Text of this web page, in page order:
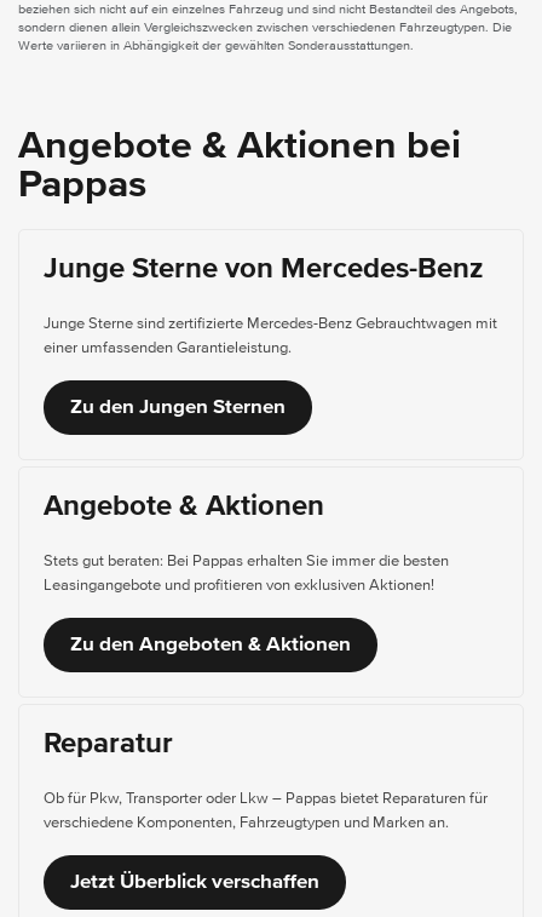
beziehen sich nicht auf ein einzelnes Fahrzeug und sind nicht Bestandteil des Angebots,
sondern dienen allein Vergleichszwecken zwischen verschiedenen Fahrzeugtypen. Die
Werte variieren in Abhängigkeit der gewählten Sonderausstattungen.
Angebote & Aktionen bei
Pappas
Junge Sterne von Mercedes-Benz
Junge Sterne sind zertifizierte Mercedes-Benz Gebrauchtwagen mit
einer umfassenden Garantieleistung.
Zu den Jungen Sternen
Angebote & Aktionen
Stets gut beraten: Bei Pappas erhalten Sie immer die besten
Leasingangebote und profitieren von exklusiven Aktionen!
Zu den Angeboten & Aktionen
Reparatur
Ob für Pkw, Transporter oder Lkw – Pappas bietet Reparaturen für
verschiedene Komponenten, Fahrzeugtypen und Marken an.
Jetzt Überblick verschaffen